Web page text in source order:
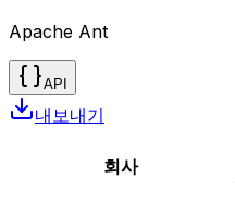
Apache Ant
API
내보내기
회사